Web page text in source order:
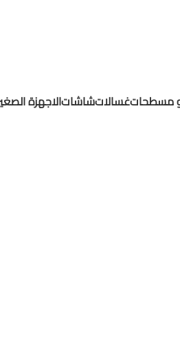
و مسطحاتغسالاتشاشاتالاجهزة